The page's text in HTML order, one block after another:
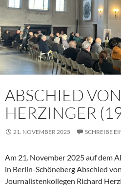
ABSCHIED
HERZINGER
21. NOVEMBER 2025 SCHREIBE
Am 21. November 2025 auf dem
in Berlin-Schöneberg Abschied
Journalistenkollegen Richard